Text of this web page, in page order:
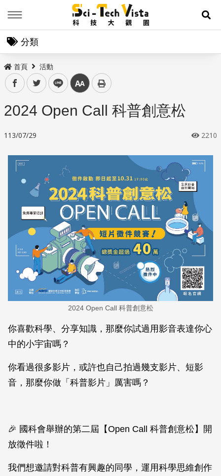
展
分類
首頁 活動
facebooktwitter line 中
2024 Open Call 科普創意松
113/07/29 2210
2024 Open Call 科普創意松
你喜歡科學、分享知識，那麼你試過用影音表達你心
中的小宇宙嗎？
你看過很多影片，或許也自己拍過幾支影片、短影
音，那麼你做「科普影片」厲害嗎？
🎉 國科會舉辦的第二屆【Open Call 科普創意松】開
放徵件啦！
我們想邀請對科普有興趣的同學，運用科學思維創作